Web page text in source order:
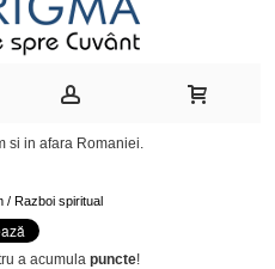
si in afara Romaniei.
/ Razboi spiritual
a acumula puncte!